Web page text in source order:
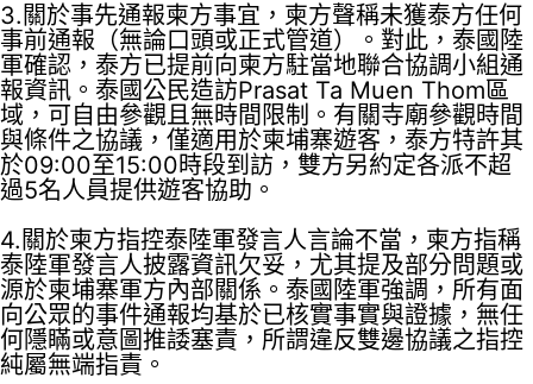
3.關於事先通報柬方事宜，柬方聲稱未獲泰方任何
事前通報（無論口頭或正式管道）。對此，泰國陸
軍確認，泰方已提前向柬方駐當地聯合協調小組通
報資訊。泰國公民造訪Prasat Ta Muen Thom區
域，可自由參觀且無時間限制。有關寺廟參觀時間
與條件之協議，僅適用於柬埔寨遊客，泰方特許其
於09:00至15:00時段到訪，雙方另約定各派不超
過5名人員提供遊客協助。
4.關於柬方指控泰陸軍發言人言論不當，柬方指稱
泰陸軍發言人披露資訊欠妥，尤其提及部分問題或
源於柬埔寨軍方內部關係。泰國陸軍強調，所有面
向公眾的事件通報均基於已核實事實與證據，無任
何隱瞞或意圖推諉塞責，所謂違反雙邊協議之指控
純屬無端指責。